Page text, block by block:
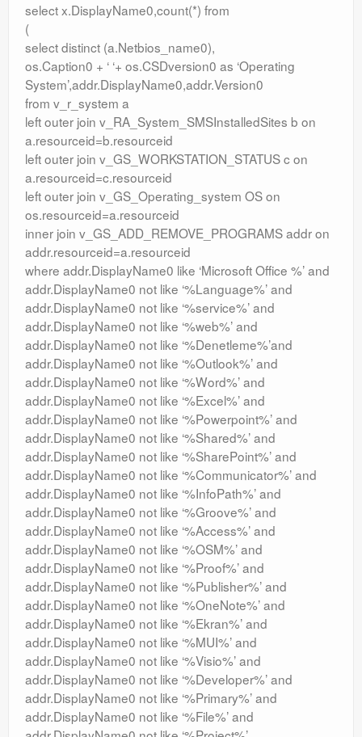
select x.DisplayName0,count(*) from
(
select distinct (a.Netbios_name0),
os.Caption0 + ‘ ‘+ os.CSDversion0 as ‘Operating
System’,addr.DisplayName0,addr.Version0
from v_r_system a
left outer join v_RA_System_SMSInstalledSites b on
a.resourceid=b.resourceid
left outer join v_GS_WORKSTATION_STATUS c on
a.resourceid=c.resourceid
left outer join v_GS_Operating_system OS on
os.resourceid=a.resourceid
inner join v_GS_ADD_REMOVE_PROGRAMS addr on
addr.resourceid=a.resourceid
where addr.DisplayName0 like ‘Microsoft Office %’ and
addr.DisplayName0 not like ‘%Language%’ and
addr.DisplayName0 not like ‘%service%’ and
addr.DisplayName0 not like ‘%web%’ and
addr.DisplayName0 not like ‘%Denetleme%’and
addr.DisplayName0 not like ‘%Outlook%’ and
addr.DisplayName0 not like ‘%Word%’ and
addr.DisplayName0 not like ‘%Excel%’ and
addr.DisplayName0 not like ‘%Powerpoint%’ and
addr.DisplayName0 not like ‘%Shared%’ and
addr.DisplayName0 not like ‘%SharePoint%’ and
addr.DisplayName0 not like ‘%Communicator%’ and
addr.DisplayName0 not like ‘%InfoPath%’ and
addr.DisplayName0 not like ‘%Groove%’ and
addr.DisplayName0 not like ‘%Access%’ and
addr.DisplayName0 not like ‘%OSM%’ and
addr.DisplayName0 not like ‘%Proof%’ and
addr.DisplayName0 not like ‘%Publisher%’ and
addr.DisplayName0 not like ‘%OneNote%’ and
addr.DisplayName0 not like ‘%Ekran%’ and
addr.DisplayName0 not like ‘%MUI%’ and
addr.DisplayName0 not like ‘%Visio%’ and
addr.DisplayName0 not like ‘%Developer%’ and
addr.DisplayName0 not like ‘%Primary%’ and
addr.DisplayName0 not like ‘%File%’ and